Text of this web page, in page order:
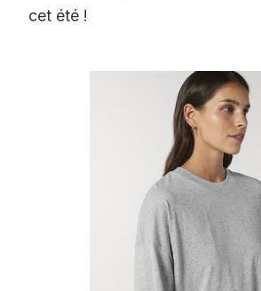
cet été !